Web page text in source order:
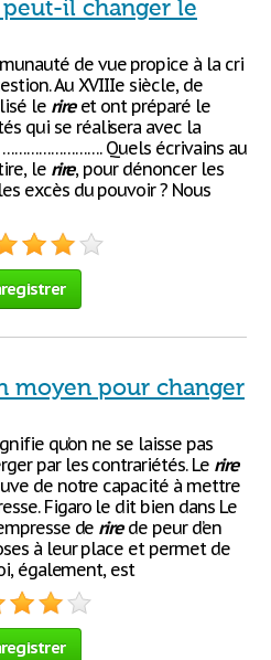
il changer le
de vue propice à la cri
Au XVIIIe siècle, de
le rireet ont préparé le
qui se réalisera avec la
……………………. Quels écrivains au
le rire, pour dénoncer les
excès du pouvoir ? Nous
moyen pour changer
qu’on ne se laisse pas
par les contrariétés. Le rire
de notre capacité à mettre
Figaro le dit bien dans Le
de rirede peur d’en
à leur place et permet de
également, est